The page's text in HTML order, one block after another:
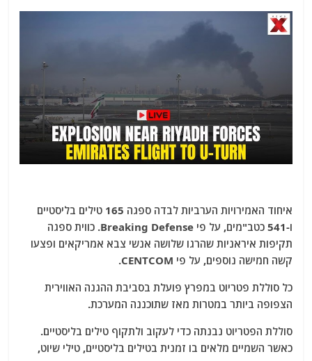
איחוד האמירויות הערביות לבדה ספגה 165 טילים בליסטיים
ו-541 כטב"מים, על פי Breaking Defense. כווית ספגה
תקיפות איראניות שהרגו שלושה אנשי צבא אמריקאים ופצעו
קשה חמישה נוספים, על פי CENTCOM.
כל סוללת פטריוט במפרץ פועלת בסביבת ההגנה האווירית
הצפופה ביותר במטרות מאז שתוכננה המערכת.
סוללת הפטריוט נבנתה כדי לעקוב ולתקוף טילים בליסטיים.
כאשר השמיים מלאים בו זמנית בטילים בליסטיים, טילי שיוט,